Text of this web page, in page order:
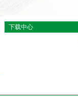
下载中心